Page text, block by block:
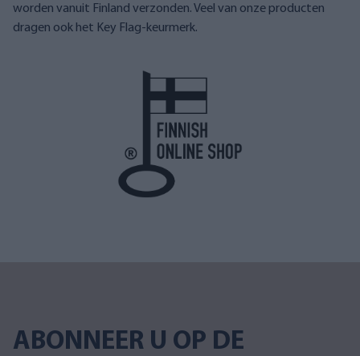
worden vanuit Finland verzonden. Veel van onze producten
dragen ook het Key Flag-keurmerk.
ABONNEER U OP DE